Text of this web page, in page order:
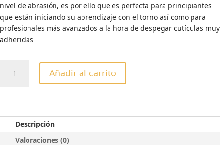
nivel de abrasión, es por ello que es perfecta para principiantes
que están iniciando su aprendizaje con el torno así como para
profesionales más avanzados a la hora de despegar cutículas muy
adheridas
LARGE
TYPE
Añadir al carrito
Descripción
Valoraciones (0)